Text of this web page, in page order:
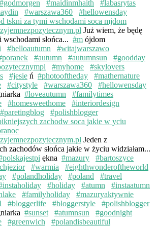
#godmorgen #maidinmhaith
#labasrytas
#warszawa360 #hellowensday
Już wiem, że będę
słońca... #m ójdom
#helloautumn
#witajwarszawo
#autumn #autumnsun
#goodday
#myhome
#skylovers
#jesie ń #photooftheday
#mathernature
#citystyle #warszawa360
#hellowensday
#loveautumn
#familytimes
#homesweethome
#interiordesign
#paretingblog #polishblogger
Jeden z
zachodów słońca jakie w życiu widziałam...
ękna #mazury
#bartoszyce
#warmia
#eighthwonderoftheworld
#polandholiday #poland
#travel
#holiday #atumn
#instaatumn
#familyholiday
#mazuryaktywnie
#bloggerlife #bloggerstyle
#polishblogger
#sunset #atumnsun
#goodnight
#greenwich #polandisbeautiful